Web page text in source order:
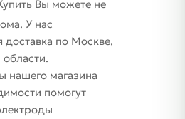
Вы можете не
У нас
доставка по Москве,
нашего магазина
помогут